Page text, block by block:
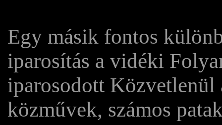
Egy másik fontos
iparosítás a vidéki
iparosodott
közművek, számos